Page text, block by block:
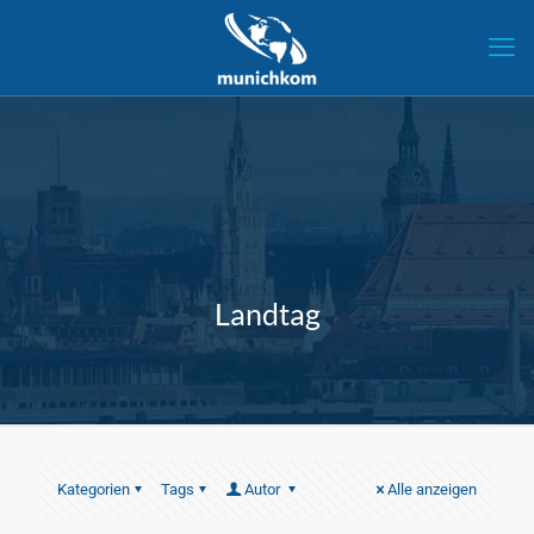
Landtag
Kategorien Tags Autor Alle anzeigen